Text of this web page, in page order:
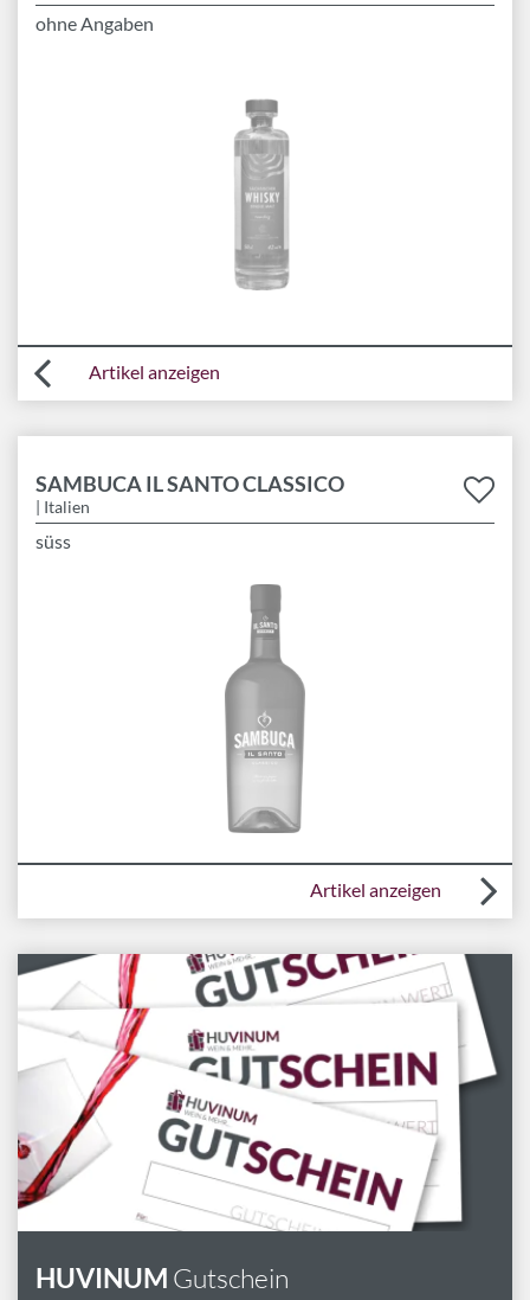
ohne Angaben
Artikel anzeigen
SAMBUCA IL SANTO CLASSICO
| Italien
süss
Artikel anzeigen
HUVINUM Gutschein